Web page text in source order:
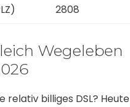
2808
Wegeleben
relativ billiges DSL? Heute